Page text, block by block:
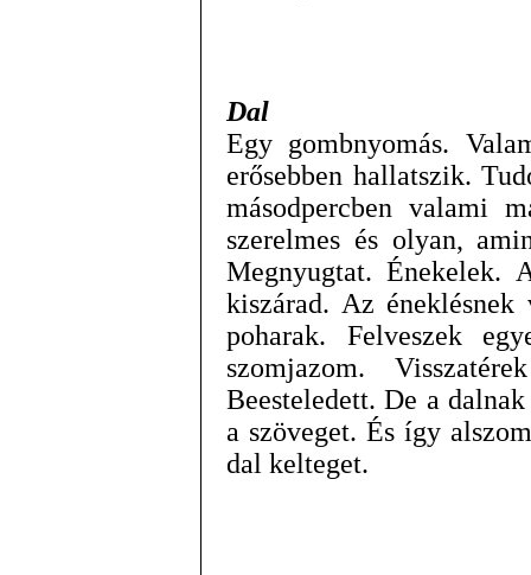
Dal
Egy gombnyomás.
erősebben hallatszik.
másodpercben valami
szerelmes és olyan,
Megnyugtat. Énekelek.
kiszárad. Az
poharak. Felveszek
szomjazom.
Beesteledett. De a
a szöveget. És így
dal kelteget.